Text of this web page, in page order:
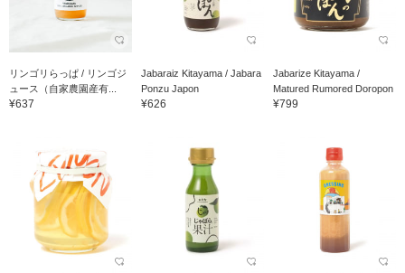
リンゴリらっぱ / リンゴジ
ュース（自家農園産有...
¥637
Jabaraiz Kitayama / Jabara
Ponzu Japon
¥626
Jabarize Kitayama /
Matured Rumored Doropon
¥799